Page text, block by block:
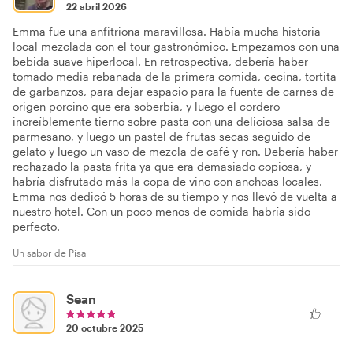
22 abril 2026
Emma fue una anfitriona maravillosa. Había mucha historia
local mezclada con el tour gastronómico. Empezamos con una
bebida suave hiperlocal. En retrospectiva, debería haber
tomado media rebanada de la primera comida, cecina, tortita
de garbanzos, para dejar espacio para la fuente de carnes de
origen porcino que era soberbia, y luego el cordero
increíblemente tierno sobre pasta con una deliciosa salsa de
parmesano, y luego un pastel de frutas secas seguido de
gelato y luego un vaso de mezcla de café y ron. Debería haber
rechazado la pasta frita ya que era demasiado copiosa, y
habría disfrutado más la copa de vino con anchoas locales.
Emma nos dedicó 5 horas de su tiempo y nos llevó de vuelta a
nuestro hotel. Con un poco menos de comida habría sido
perfecto.
Un sabor de Pisa
Sean
20 octubre 2025